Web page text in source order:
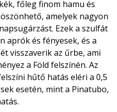
főleg finom hamu és
amelyek nagyon
Ezek a szulfát
aprók és fényesek, és a
visszaverik az űrbe, ami
a Föld felszínén. Az
hűtő hatás eléri a 0,5
esetén, mint a Pinatubo,